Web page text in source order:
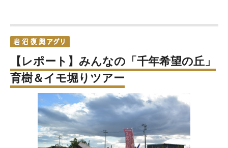
【レポート】みんなの「千年希望の丘」
育樹＆イモ堀りツアー